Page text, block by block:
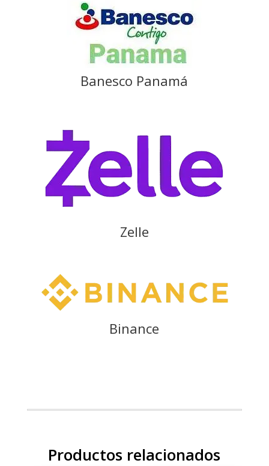
Banesco Panamá
Zelle
Binance
Productos relacionados